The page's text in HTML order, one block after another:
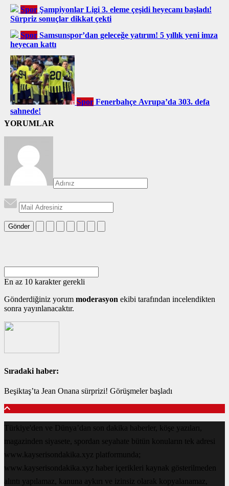
Spor Şampiyonlar Ligi 3. eleme çeşidi heyecanı başladı!
Sürpriz sonuçlar dikkat çekti
Spor Samsunspor’dan geleceğe yatırım! 5 yıllık yeni imza
heyecan kattı
Spor Fenerbahçe Avrupa’da 303. defa
sahnede!
YORUMLAR
Gönder
En az 10 karakter gerekli
Gönderdiğiniz yorum moderasyon ekibi tarafından incelendikten
sonra yayınlanacaktır.
Sıradaki haber:
Beşiktaş’ta Jean Onana sürprizi! Görüşmeler başladı
Türkiye'den ve Dünya’dan son dakika haberler, köşe yazıları,
magazinden siyasete, spordan seyahate bütün konuların tek adresi
www.kayserisondakika.xyz platformunda;
www.kayserisondakika.xyz haber içerikleri kaynak gösterilmeden
alıntı yapılamaz, kanuna aykırı ve izinsiz olarak kopyalanamaz,